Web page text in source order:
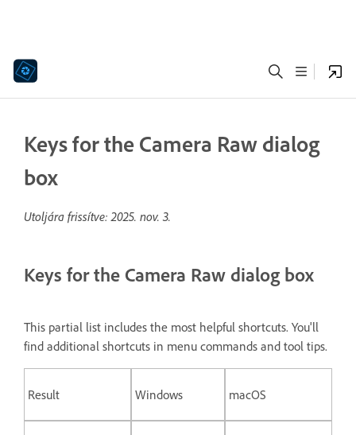
Keys for the Camera Raw dialog
box
Utoljára frissítve:2025. nov. 3.
Keys for the Camera Raw dialog box
This partial list includes the most helpful shortcuts. You'll
find additional shortcuts in menu commands and tool tips.
Result Windows macOS